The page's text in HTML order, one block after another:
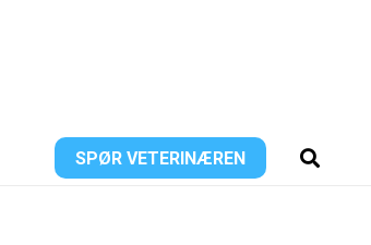
SPØR VETERINÆREN